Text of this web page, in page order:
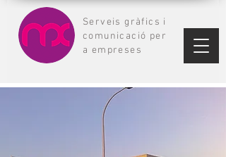
Serveis gràfics i
comunicació per
a empreses